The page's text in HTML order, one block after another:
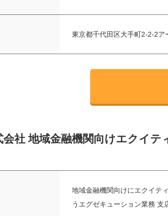
東京都千代田区大手町2-2-2ア
会社 地域金融機関向けエクイ
地域金融機関向けにエクイテ
うエグゼキューション業務 支